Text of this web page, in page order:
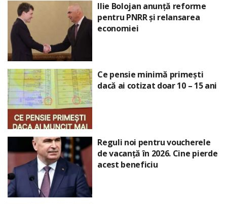
Ilie Bolojan anunță reforme
pentru PNRR și relansarea
economiei
Ce pensie minimă primești
dacă ai cotizat doar 10 – 15 ani
Reguli noi pentru voucherele
de vacanță în 2026. Cine pierde
acest beneficiu